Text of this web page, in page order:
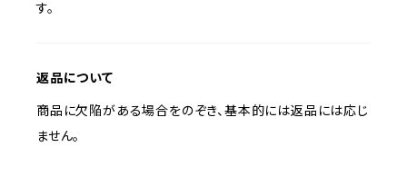
す。
返品について
商品に欠陥がある場合をのぞき、基本的には返品には応じ
ません。